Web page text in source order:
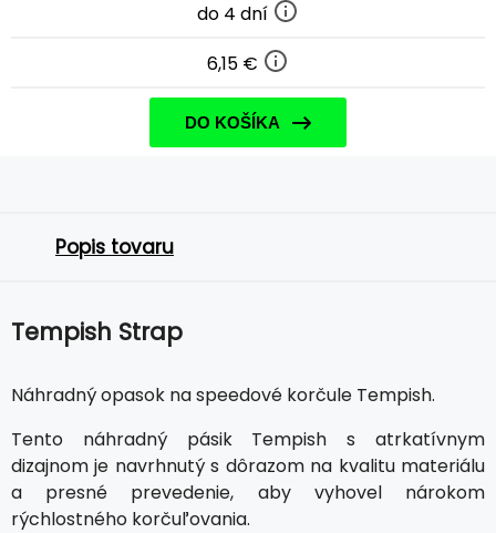
do 4 dní
6,15 €
DO KOŠÍKA
Popis tovaru
Tempish Strap
Náhradný opasok na speedové korčule Tempish.
Tento náhradný pásik Tempish s atrkatívnym
dizajnom je navrhnutý s dôrazom na kvalitu materiálu
a presné prevedenie, aby vyhovel nárokom
rýchlostného korčuľovania.